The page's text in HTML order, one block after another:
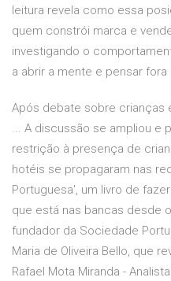
leitura revela como essa
quem constrói marca e
investigando o
a abrir a mente e pensar fora
Após debate sobre crianças
... A discussão se ampliou e
restrição à presença de
hotéis se propagaram nas
Portuguesa', um livro de
que está nas bancas desde
fundador da Sociedade
Maria de Oliveira Bello, que
Rafael Mota Miranda -